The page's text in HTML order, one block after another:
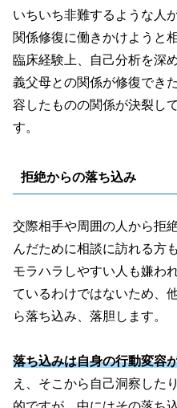
いちいち非難するような人
関係修復に働きかけようと
臨床経験上、自己分析を深
義父母との関係が修復でき
容したものの関係が決裂し
す。
拒絶からの落ち込み
交際相手や周囲の人から拒
んだために相談に訪れる方
モラハラしやすい人も嫌わ
ているわけではないため、
ら落ち込み、落胆します。
落ち込みは自身の行動変容
え、そこから自己洞察した